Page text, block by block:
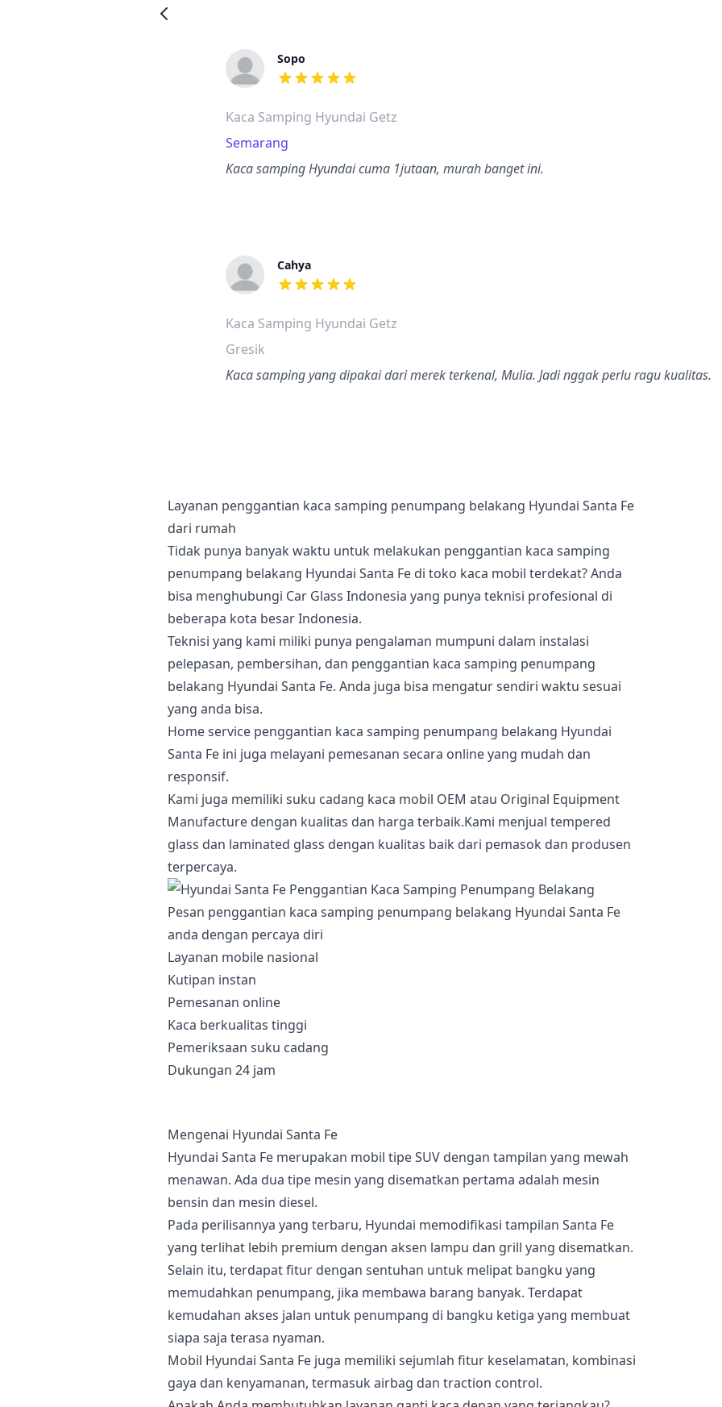
Sopo
dari ulasan adalah bintang lima
Kaca Samping Hyundai Getz
Semarang
Kaca samping Hyundai cuma 1jutaan, murah banget ini.
Cahya
dari ulasan adalah bintang lima
Kaca Samping Hyundai Getz
Gresik
Kaca samping yang dipakai dari merek terkenal, Mulia. Jadi nggak perlu ragu kualitas.
Layanan penggantian kaca samping penumpang belakang Hyundai Santa Fe
dari rumah
Tidak punya banyak waktu untuk melakukan penggantian kaca samping
penumpang belakang Hyundai Santa Fe di toko kaca mobil terdekat? Anda
bisa menghubungi Car Glass Indonesia yang punya teknisi profesional di
beberapa kota besar Indonesia.
Teknisi yang kami miliki punya pengalaman mumpuni dalam instalasi
pelepasan, pembersihan, dan penggantian kaca samping penumpang
belakang Hyundai Santa Fe. Anda juga bisa mengatur sendiri waktu sesuai
yang anda bisa.
Home service penggantian kaca samping penumpang belakang Hyundai
Santa Fe ini juga melayani pemesanan secara online yang mudah dan
responsif.
Kami juga memiliki suku cadang kaca mobil OEM atau Original Equipment
Manufacture dengan kualitas dan harga terbaik.Kami menjual tempered
glass dan laminated glass dengan kualitas baik dari pemasok dan produsen
terpercaya.
Pesan penggantian kaca samping penumpang belakang Hyundai Santa Fe
anda dengan percaya diri
Layanan mobile nasional
Kutipan instan
Pemesanan online
Kaca berkualitas tinggi
Pemeriksaan suku cadang
Dukungan 24 jam
Mengenai Hyundai Santa Fe
Hyundai Santa Fe merupakan mobil tipe SUV dengan tampilan yang mewah
menawan. Ada dua tipe mesin yang disematkan pertama adalah mesin
bensin dan mesin diesel.
Pada perilisannya yang terbaru, Hyundai memodifikasi tampilan Santa Fe
yang terlihat lebih premium dengan aksen lampu dan grill yang disematkan.
Selain itu, terdapat fitur dengan sentuhan untuk melipat bangku yang
memudahkan penumpang, jika membawa barang banyak. Terdapat
kemudahan akses jalan untuk penumpang di bangku ketiga yang membuat
siapa saja terasa nyaman.
Mobil Hyundai Santa Fe juga memiliki sejumlah fitur keselamatan, kombinasi
gaya dan kenyamanan, termasuk airbag dan traction control.